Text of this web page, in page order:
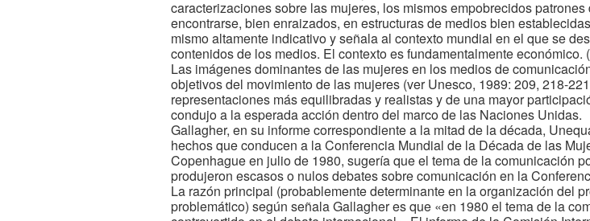
caracterizaciones sobre las mujeres, los mismos empobrecidos
encontrarse, bien enraizados, en estructuras de medios bien
mismo altamente indicativo y señala al contexto mundial en el que se
contenidos de los medios. El contexto es fundamentalmente económico.
Las imágenes dominantes de las mujeres en los medios de
objetivos del movimiento de las mujeres (ver Unesco, 1989: 209, 218-
representaciones más equilibradas y realistas y de una mayor
condujo a la esperada acción dentro del marco de las Naciones Unidas.
Gallagher, en su informe correspondiente a la mitad de la década,
hechos que conducen a la Conferencia Mundial de la Década de las
Copenhague en julio de 1980, sugería que el tema de la comunicación
produjeron escasos o nulos debates sobre comunicación en la
La razón principal (probablemente determinante en la organización del
problemático) según señala Gallagher es que «en 1980 el tema de la